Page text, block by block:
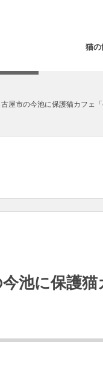
猫の
古屋市の今池に保護猫カフェ
池に保護